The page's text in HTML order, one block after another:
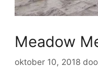
Meadow
oktober 10, 2018